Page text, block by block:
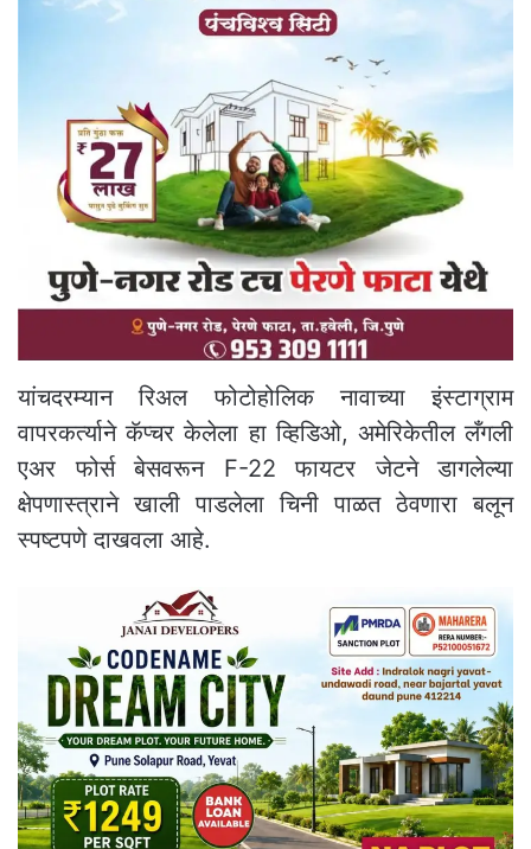
यांचदरम्यान रिअल फोटोहोलिक नावाच्या इंस्टाग्राम
वापरकर्त्याने कॅप्चर केलेला हा व्हिडिओ, अमेरिकेतील लँगली
एअर फोर्स बेसवरून F-22 फायटर जेटने डागलेल्या
क्षेपणास्त्राने खाली पाडलेला चिनी पाळत ठेवणारा बलून
स्पष्टपणे दाखवला आहे.